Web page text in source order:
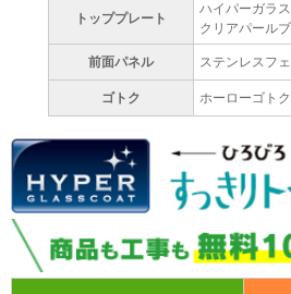
トッププレート
ハイパーガラ
クリアパール
前面パネル ステンレスフ
ゴトク ホーローゴトク